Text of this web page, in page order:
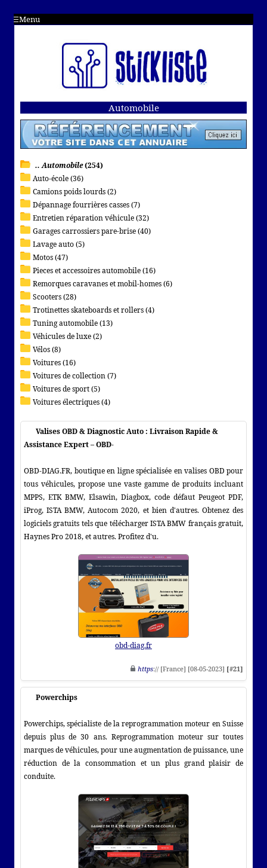
Menu
Automobile
.. Automobile(254)
Auto-école (36)
Camions poids lourds (2)
Dépannage fourrières casses (7)
Entretien réparation véhicule (32)
Garages carrossiers pare-brise (40)
Lavage auto (5)
Motos (47)
Pieces et accessoires automobile (16)
Remorques caravanes et mobil-homes (6)
Scooters (28)
Trotinettes skateboards et rollers (4)
Tuning automobile (13)
Véhicules de luxe (2)
Vélos (8)
Voitures (16)
Voitures de collection (7)
Voitures de sport (5)
Voitures électriques (4)
Valises OBD & Diagnostic Auto : Livraison Rapide &
Assistance Expert – OBD-
OBD-DIAG.FR, boutique en ligne spécialisée en valises OBD pour
tous véhicules, propose une vaste gamme de produits incluant
MPPS, ETK BMW, Elsawin, Diagbox, code défaut Peugeot PDF,
iProg, ISTA BMW, Autocom 2020, et bien d'autres. Obtenez des
logiciels gratuits tels que télécharger ISTA BMW français gratuit,
Haynes Pro 2018, et autres. Profitez d'u.
obd-diag.fr
https:// [France] [08-05-2023] [#21]
Powerchips
Powerchips, spécialiste de la reprogrammation moteur en Suisse
depuis plus de 30 ans. Reprogrammation moteur sur toutes
marques de véhicules, pour une augmentation de puissance, une
réduction de la consommation et un plus grand plaisir de
conduite.